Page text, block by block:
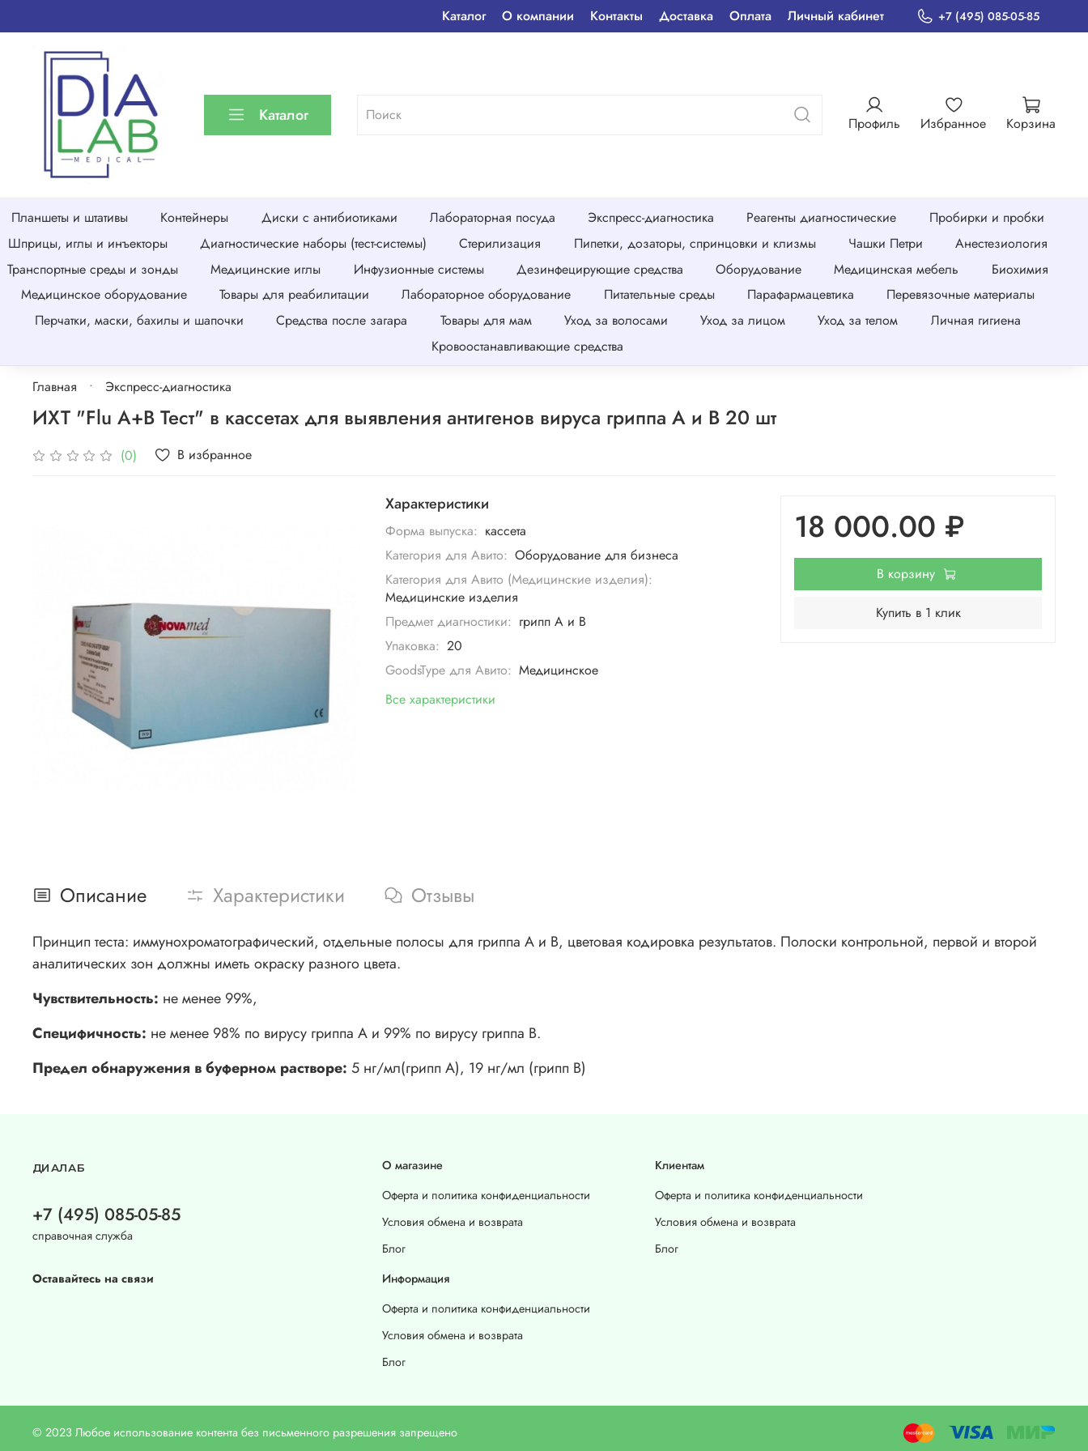
Каталог О компании Контакты Доставка Оплата Личный кабинет +7 (495) 085-05-85
Каталог Профиль Избранное Корзина
Планшеты и штативы Контейнеры Диски с антибиотиками Лабораторная посуда Экспресс-диагностика Реагенты диагностические
Пробирки и пробки
Шприцы, иглы и инъекторы
Диагностические наборы (тест-системы) Стерилизация Пипетки, дозаторы, спринцовки и клизмы Чашки Петри
Анестезиология
Транспортные среды и зонды
Медицинские иглы Инфузионные системы Дезинфецирующие средства Оборудование Медицинская мебель
Биохимия
Медицинское оборудование
Товары для реабилитации Лабораторное оборудование Питательные среды Парафармацевтика
Перевязочные материалы
Перчатки, маски, бахилы и шапочки
Средства после загара Товары для мам Уход за волосами Уход за лицом Уход за телом
Личная гигиена
Кровоостанавливающие средства
Главная Экспресс-диагностика
ИХТ "Flu A+В Тест" в кассетах для выявления антигенов вируса гриппа А и В 20 шт
(0) В избранное
Характеристики
Форма выпуска: кассета
Категория для Авито: Оборудование для бизнеса
Категория для Авито (Медицинские изделия):
Медицинские изделия
Предмет диагностики: грипп А и В
Упаковка: 20
GoodsType для Авито: Медицинское
Все характеристики
18 000.00 ₽
В корзину
Купить в 1 клик
Описание Характеристики Отзывы
Принцип теста: иммунохроматографический, отдельные полосы для гриппа А и В, цветовая кодировка результатов. Полоски контрольной, первой и второй
аналитических зон должны иметь окраску разного цвета.
Чувствительность: не менее 99%,
Специфичность: не менее 98% по вирусу гриппа А и 99% по вирусу гриппа В.
Предел обнаружения в буферном растворе: 5 нг/мл(грипп А), 19 нг/мл (грипп В)
О магазине
Оферта и политика конфиденциальности
Условия обмена и возврата
Блог
Клиентам
Оферта и политика конфиденциальности
Условия обмена и возврата
Блог
Информация
Оферта и политика конфиденциальности
Условия обмена и возврата
Блог
ДИАЛАБ
+7 (495) 085-05-85
справочная служба
Оставайтесь на связи
© 2023 Любое использование контента без письменного разрешения запрещено